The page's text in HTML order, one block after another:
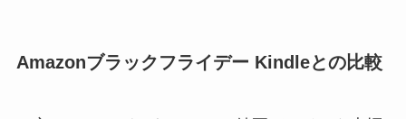
Amazonブラックフライデー Kindleとの比較